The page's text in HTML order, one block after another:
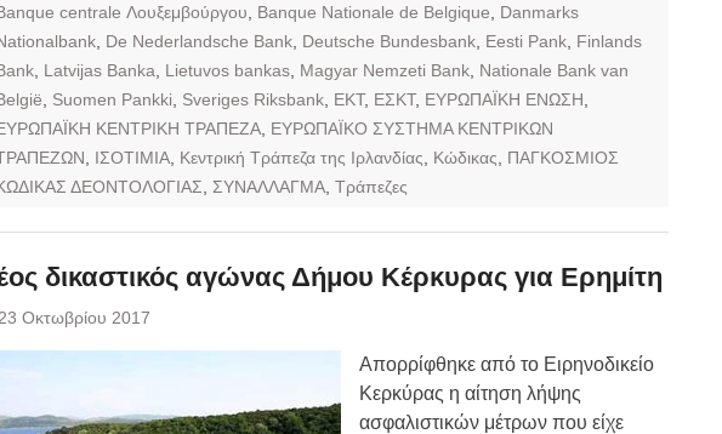
centrale Λουξεμβούργου
Banque Nationale de Belgique
Danmarks
De Nederlandsche Bank Deutsche Bundesbank Eesti Pank Finlands
Latvijas Banka Lietuvos bankas Magyar Nemzeti Bank Nationale Bank van
Suomen Pankki Sveriges Riksbank ΕΚΤ, ΕΣΚΤ, ΕΥΡΩΠΑΪΚΗ ΕΝΩΣΗ
ΚΕΝΤΡΙΚΗ ΤΡΑΠΕΖΑ ΕΥΡΩΠΑΪΚΟ ΣΥΣΤΗΜΑ ΚΕΝΤΡΙΚΩΝ
ΙΣΟΤΙΜΙΑ Κεντρική Τράπεζα της Ιρλανδίας Κώδικας
ΠΑΓΚΟΣΜΙΟΣ
ΔΕΟΝΤΟΛΟΓΙΑΣ
ΣΥΝΑΛΛΑΓΜΑ Τράπεζες
δικαστικός αγώνας Δήμου Κέρκυρας για Ερημίτη
23 Οκτωβρίου 2017
Απορρίφθηκε από το Ειρηνοδικείο
Κερκύρας η αίτηση λήψης
ασφαλιστικών μέτρων που είχε